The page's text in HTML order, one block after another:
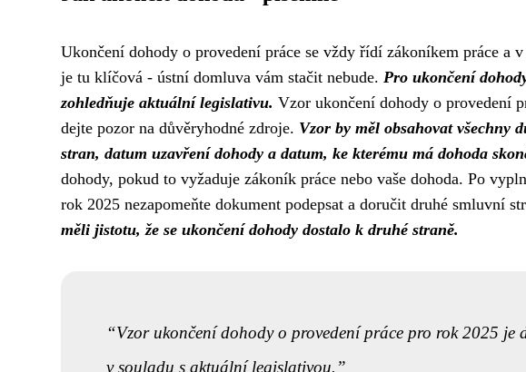
Ukončení dohody o provedení práce se vždy řídí zákoníkem práce a
je tu klíčová - ústní domluva vám stačit nebude. Pro ukončení
zohledňuje aktuální legislativu. Vzor ukončení dohody o provedení
dejte pozor na důvěryhodné zdroje. Vzor by měl obsahovat všechny
stran, datum uzavření dohody a datum, ke kterému má dohoda
dohody, pokud to vyžaduje zákoník práce nebo vaše dohoda. Po
rok 2025 nezapomeňte dokument podepsat a doručit druhé smluvní
měli jistotu, že se ukončení dohody dostalo k druhé straně.
Vzor ukončení dohody o provedení práce pro rok 2025 je
v souladu s aktuální legislativou.